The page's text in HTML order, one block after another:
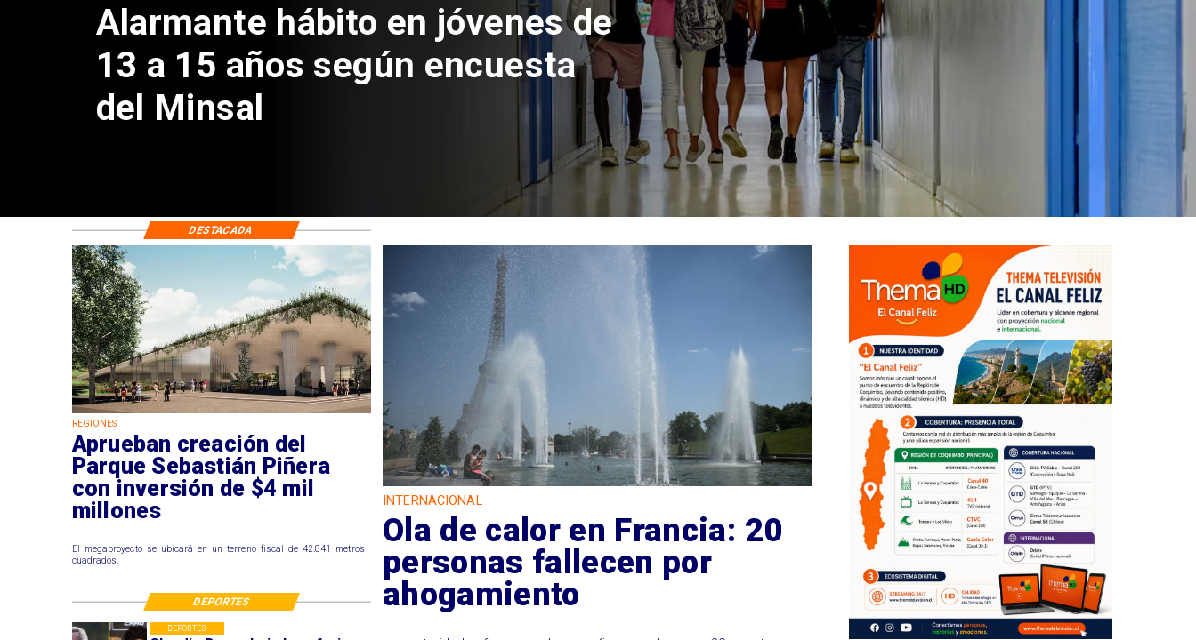
Aprueban creación del Parque
Sebastián Piñera con inversión
de $4 mil millones
DEPORTES
REGIONES
Aprueban creación del
Parque Sebastián Piñera
con inversión de $4 mil
millones
El megaproyecto se ubicará en un terreno fiscal de 42.841 metros
cuadrados.
INTERNACIONAL
Ola de calor en Francia: 20
personas fallecen por
ahogamiento
DESTACADA
DEPORTES